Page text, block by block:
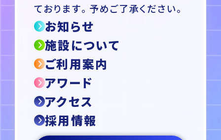
ております。予めご了承ください。
お知らせ
施設について
ご利用案内
アワード
アクセス
採用情報